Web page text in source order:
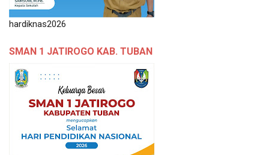
hardiknas2026
SMAN 1 JATIROGO KAB. TUBAN